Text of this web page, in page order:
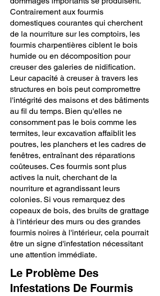
Contrairement aux fourmis
domestiques courantes qui cherchent
de la nourriture sur les comptoirs, les
fourmis charpentières ciblent le bois
humide ou en décomposition pour
creuser des galeries de nidification.
Leur capacité à creuser à travers les
structures en bois peut compromettre
l'intégrité des maisons et des bâtiments
au fil du temps. Bien qu'elles ne
consomment pas le bois comme les
termites, leur excavation affaiblit les
poutres, les planchers et les cadres de
fenêtres, entraînant des réparations
coûteuses. Ces fourmis sont plus
actives la nuit, cherchant de la
nourriture et agrandissant leurs
colonies. Si vous remarquez des
copeaux de bois, des bruits de grattage
à l'intérieur des murs ou des grandes
fourmis noires à l'intérieur, cela pourrait
être un signe d'infestation nécessitant
une attention immédiate.
Le Problème Des
Infestations De Fourmis